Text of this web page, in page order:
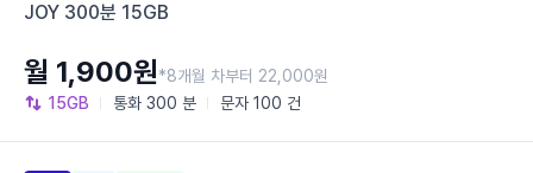
JOY 300분 15GB
15GB 통화 300 분 문자 100 건
월 1,900원*8개월 차부터 22,000원